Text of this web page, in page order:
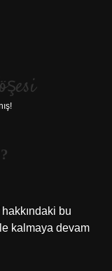
bu
kalmaya devam